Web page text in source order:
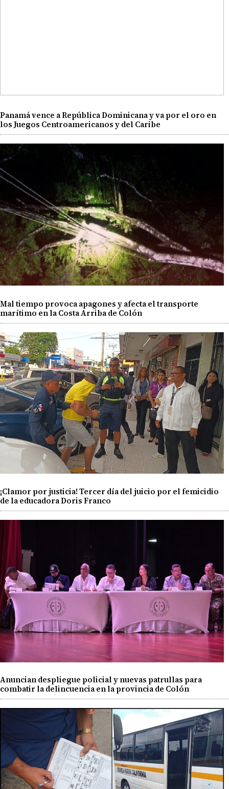
Panamá vence a República Dominicana y va por el oro en
los Juegos Centroamericanos y del Caribe
Mal tiempo provoca apagones y afecta el transporte
marítimo en la Costa Arriba de Colón
¡Clamor por justicia! Tercer día del juicio por el femicidio
de la educadora Doris Franco
Anuncian despliegue policial y nuevas patrullas para
combatir la delincuencia en la provincia de Colón